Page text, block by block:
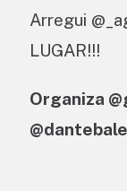
Arregui
LUGAR!!!
Organiza